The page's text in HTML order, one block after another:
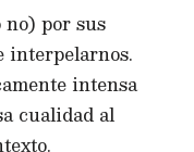
no) por sus
interpelarnos.
intensa
cualidad al